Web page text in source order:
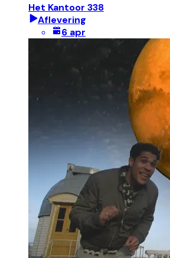
Het Kantoor 338
Aflevering
6 apr